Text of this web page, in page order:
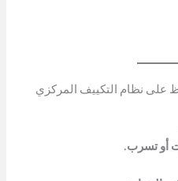
على نظام التكييف المركزي
أو تسرب.